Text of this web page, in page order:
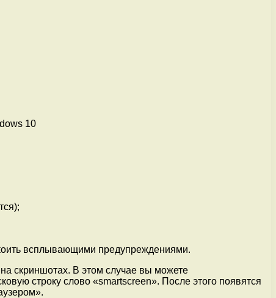
всплывающими предупреждениями.
скриншотах. В этом случае вы можете
строку слово «smartscreen». После этого появятся